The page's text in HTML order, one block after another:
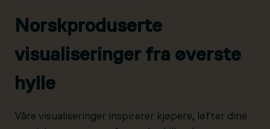
Norskproduserte
visualiseringer fra øverste
hylle
Våre visualiseringer inspirerer kjøpere, løfter dine